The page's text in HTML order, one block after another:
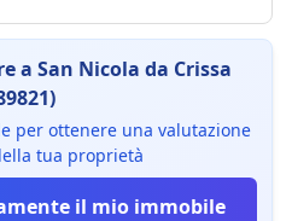
a San Nicola da Crissa
per ottenere una valutazione
tua proprietà
il mio immobile